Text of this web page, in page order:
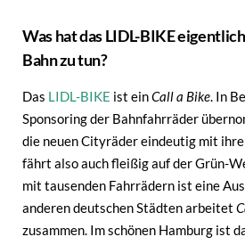
Was hat das LIDL-BIKE
Bahn zu tun?
Das LIDL-BIKE ist einCall a Bike. In
Sponsoring der Bahnfahrräder
die neuen Cityräder eindeutig mit
fährt also auch fleißig auf der Grün-
mit tausenden Fahrrädern ist eine
anderen deutschen Städten arbeitet
zusammen. Im schönen Hamburg ist